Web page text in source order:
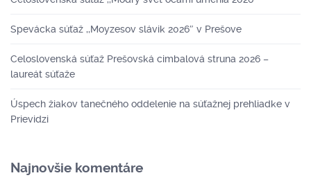
Spevácka súťaž ,,Moyzesov slávik 2026″ v Prešove
Celoslovenská súťaž Prešovská cimbalová struna 2026 –
laureát súťaže
Úspech žiakov tanečného oddelenie na súťažnej prehliadke v
Prievidzi
Najnovšie komentáre